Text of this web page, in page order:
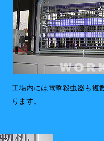
工場内には電撃殺虫器も複
ります。